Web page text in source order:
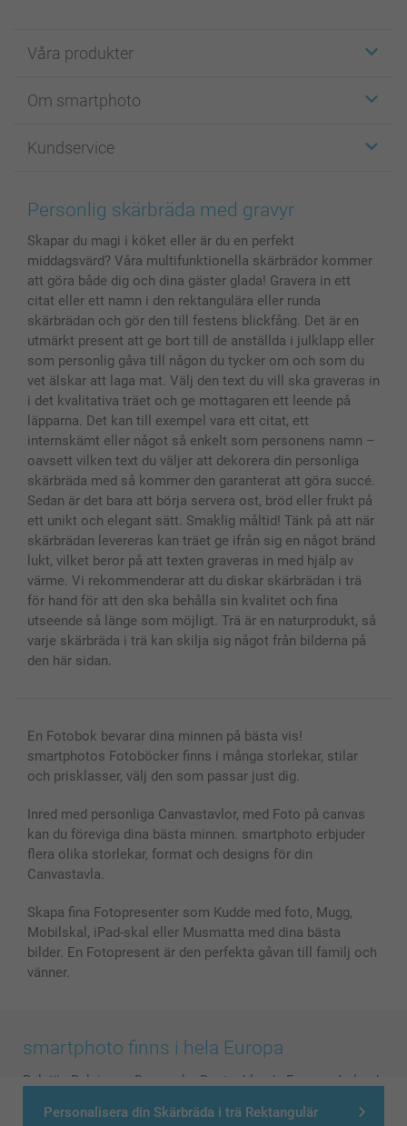
Personalisera din Skärbräda i trä Rektangulär
Våra produkter
Fotokort
Fotoböcker
Bilder, Fotoförstoring & Fotohäften
MyNameBook
Fotoalmanackor & Fotoagenda
Fotoramar & Tillbehör
Presentkort
Alla fotoprodukter
Om smartphoto
För affiliates
Cookie Policy
Villkor och garantier
Investor Relations
Kundservice
smartgaranti
Priser & betalning
Status på beställningar
Personlig skärbräda med gravyr
Skapar du magi i köket eller är du en perfekt
middagsvärd? Våra multifunktionella skärbrädor kommer
att göra både dig och dina gäster glada! Gravera in ett
citat eller ett namn i den rektangulära eller runda
skärbrädan och gör den till festens blickfång. Det är en
utmärkt present att ge bort till de anställda i julklapp eller
som personlig gåva till någon du tycker om och som du
vet älskar att laga mat. Välj den text du vill ska graveras in
i det kvalitativa träet och ge mottagaren ett leende på
läpparna. Det kan till exempel vara ett citat, ett
internskämt eller något så enkelt som personens namn –
oavsett vilken text du väljer att dekorera din personliga
skärbräda med så kommer den garanterat att göra succé.
Sedan är det bara att börja servera ost, bröd eller frukt på
ett unikt och elegant sätt. Smaklig måltid! Tänk på att när
skärbrädan levereras kan träet ge ifrån sig en något bränd
lukt, vilket beror på att texten graveras in med hjälp av
värme. Vi rekommenderar att du diskar skärbrädan i trä
för hand för att den ska behålla sin kvalitet och fina
utseende så länge som möjligt. Trä är en naturprodukt, så
varje skärbräda i trä kan skilja sig något från bilderna på
den här sidan.
En Fotobok bevarar dina minnen på bästa vis!
smartphotos Fotoböcker finns i många storlekar, stilar
och prisklasser, välj den som passar just dig.
Inred med personliga Canvastavlor, med Foto på canvas
kan du föreviga dina bästa minnen. smartphoto erbjuder
flera olika storlekar, format och designs för din
Canvastavla.
Skapa fina Fotopresenter som Kudde med foto, Mugg,
Mobilskal, iPad-skal eller Musmatta med dina bästa
bilder. En Fotopresent är den perfekta gåvan till familj och
vänner.
smartphoto finns i hela Europa
België Belgique Danmark Deutschland France
Ireland
Nederland - Norge Österreich Schweiz Suisse